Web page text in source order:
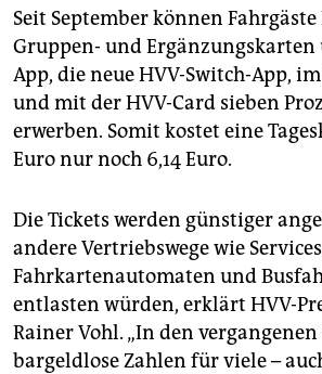
Seit September können Fahrgäste
Gruppen- und Ergänzungskarten
App, die neue HVV-Switch-App,
und mit der HVV-Card sieben
erwerben. Somit kostet eine
Euro nur noch 6,14 Euro.
Die Tickets werden günstiger
andere Vertriebswege wie
Fahrkartenautomaten und
entlasten würden, erklärt HVV-
Rainer Vohl. „In den
bargeldlose Zahlen für viele –